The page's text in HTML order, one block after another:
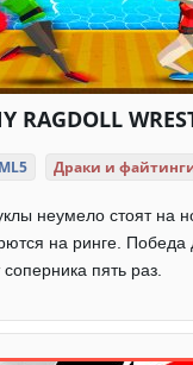
RAGDOLL
Драки и
неумело стоят на
на ринге. Победа
соперника пять раз.